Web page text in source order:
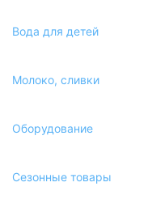
Вода для детей
Молоко, сливки
Оборудование
Сезонные товары